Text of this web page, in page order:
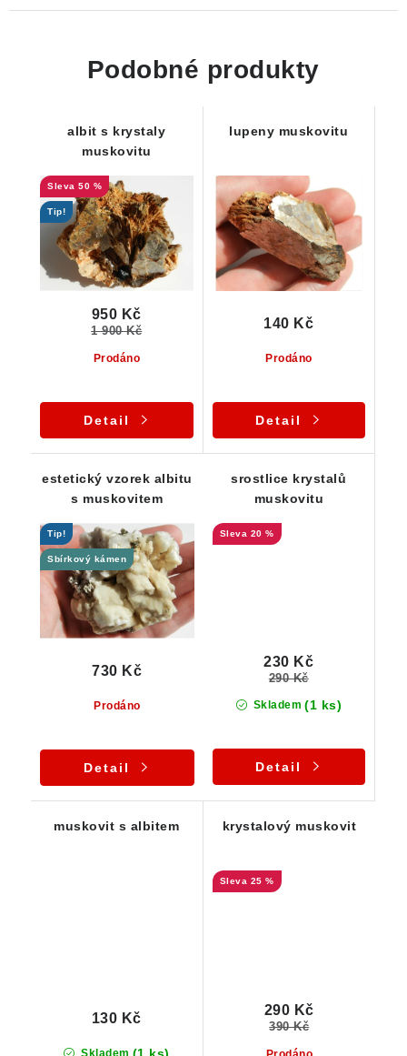
Podobné produkty
albit s krystaly
muskovitu
50 %
Tip!
Prodáno
950 Kč
1 900 Kč
Detail
lupeny muskovitu
Prodáno
140 Kč
Detail
estetický vzorek albitu
s muskovitem
Tip!
Sbírkový kámen
Prodáno
730 Kč
Detail
srostlice krystalů
muskovitu
20 %
Skladem (1 ks)
230 Kč
290 Kč
Detail
muskovit s albitem
Skladem (1 ks)
130 Kč
krystalový muskovit
25 %
290 Kč
390 Kč